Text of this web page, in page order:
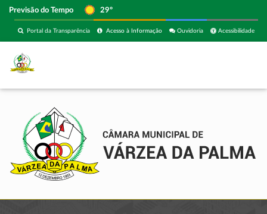
Previsão do Tempo 29º
Acessibilidade
Ouvidoria
Acesso à Informação
Portal da Transparência